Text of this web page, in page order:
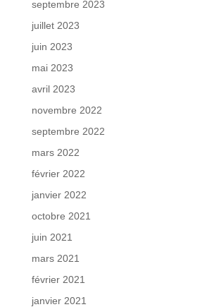
septembre 2023
juillet 2023
juin 2023
mai 2023
avril 2023
novembre 2022
septembre 2022
mars 2022
février 2022
janvier 2022
octobre 2021
juin 2021
mars 2021
février 2021
janvier 2021